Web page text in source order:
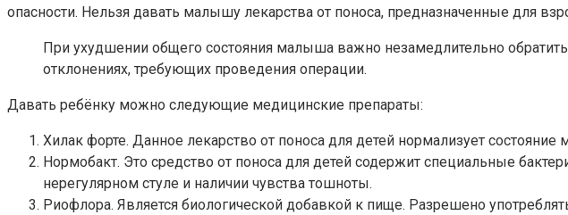
опасности. Нельзя давать малышу лекарства от поноса, предназначенные для
При ухудшении общего состояния малыша важно незамедлительно
отклонениях, требующих проведения операции.
Давать ребёнку можно следующие медицинские препараты:
Хилак форте. Данное лекарство от поноса для детей нормализует
Нормобакт. Это средство от поноса для детей содержит специальные
нерегулярном стуле и наличии чувства тошноты.
Риофлора. Является биологической добавкой к пище. Разрешено